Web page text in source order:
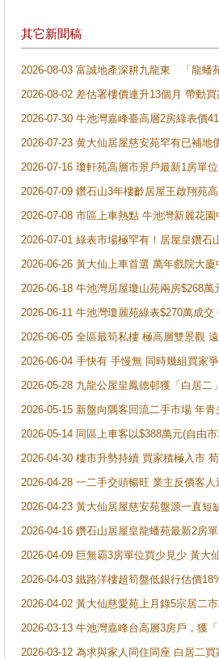
其它新聞稿
2026-08-03 富誠地產深耕九龍東 「龍蟠
2026-08-02 差估署樓價連升13個月 帶動
2026-07-30 牛池灣嘉峰臺高層2房綠表價
2026-07-23 黄大仙居屋慈安苑罕有已補
2026-07-16 瓊軒苑高層市景戶最新1房單
2026-07-09 鑽石山3年樓齡居屋王啟翔苑
2026-07-08 市區上車熱點 牛池灣新麗花
2026-07-01 綠表市場極罕有！居屋皇鑽
2026-06-26 黃大仙上車首選 萬年戲院大
2026-06-18 牛池灣居屋瓊山苑兩房$268
2026-06-11 牛池灣瓊麗苑綠表$270萬成
2026-06-05 全區最筍私樓 極高層雙景觀
2026-06-04 手快有 手慢無 同時幾組買家
2026-05-28 九龍公屋皇鳳德邨獲「白居二
2026-05-15 新盤向隅客回流二手市場 年
2026-05-14 同區上車客以$388萬元(自由
2026-04-30 樓市升勢持續 買家積極入市
2026-04-28 一二手交頭暢旺 業主反價客
2026-04-23 黃大仙居屋慈安苑盤源一直
2026-04-16 鑽石山居屋皇龍蟠苑最新2房
2026-04-09 巨無霸3房單位買少見少 黃大
2026-04-03 鐵路洋樓超筍盤低銀行估價
2026-04-02 黃大仙慈愛苑上月錄5宗居二
2026-03-13 牛池灣嘉峰台高層3房戶，獲
2026-03-12 為求與家人同住同座 白居二